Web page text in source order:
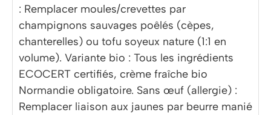
: Remplacer moules/crevettes par
champignons sauvages poêlés (cèpes,
chanterelles) ou tofu soyeux nature (1:1 en
volume). Variante bio : Tous les ingrédients
ECOCERT certifiés, crème fraîche bio
Normandie obligatoire. Sans œuf (allergie) :
Remplacer liaison aux jaunes par beurre manié